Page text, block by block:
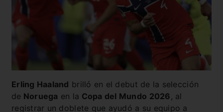
Erling Haaland brilló en el debut de la selección
de Noruega en la Copa del Mundo 2026 , al
registrar un doblete que ayudó a su equipo a